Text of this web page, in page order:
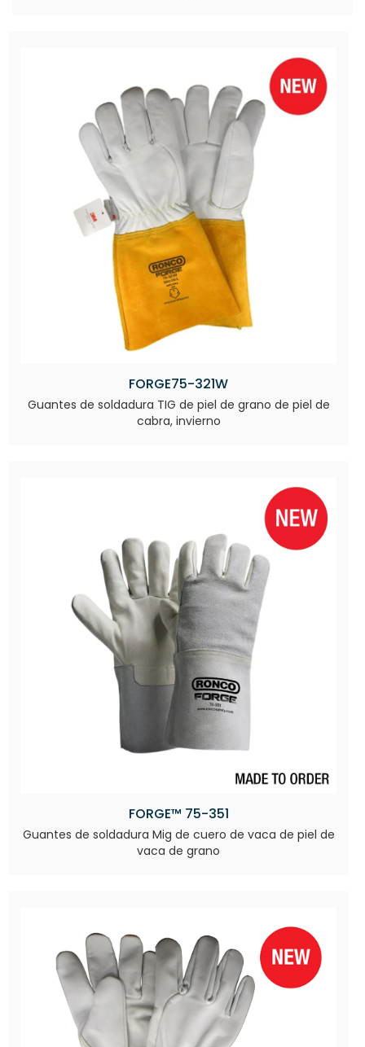
FORGE75-321W
Guantes de soldadura TIG de piel de grano de piel de
cabra, invierno
FORGE™ 75-351
Guantes de soldadura Mig de cuero de vaca de piel de
vaca de grano